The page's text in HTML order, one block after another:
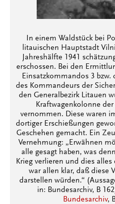
In einem Waldstück bei
litauischen Hauptstadt
Jahreshälfte 1941
erschossen. Bei den
Einsatzkommandos 3
des Kommandeurs der
den Generalbezirk Litauen
Kraftwagenkolonne
vernommen. Diese waren
dortiger Erschießungen
Geschehen gemacht. Ein
Vernehmung: „Erwähnen
alle gesagt haben, was
Krieg verlieren und dies
war allen klar, daß diese
darstellen würden.“
in: Bundesarchiv, B
Bundesarchiv,